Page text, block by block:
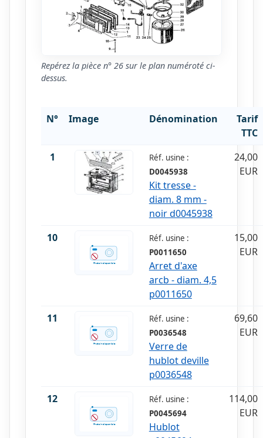
Repérez la pièce n° 26 sur le plan numéroté ci-
dessus.
N° Image Dénomination
Tarif
TTC
1
Réf. usine :
D0045938
Kit tresse -
diam. 8 mm -
noir d0045938
24,00
EUR
10
Réf. usine :
P0011650
Arret d'axe
arcb - diam. 4,5
p0011650
15,00
EUR
11
Réf. usine :
P0036548
Verre de
hublot deville
p0036548
69,60
EUR
12
Réf. usine :
P0045694
Hublot
114,00
EUR